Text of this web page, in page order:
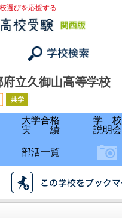
選びを応援する
ンダー
府立久御山高等学校
大学合格
実 績
学 校
説明会
部活一覧